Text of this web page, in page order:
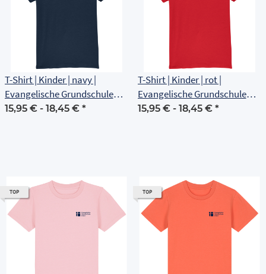
T-Shirt | Kinder | navy |
Evangelische Grundschule
Erfurt
15,95 € - 18,45 € *
T-Shirt | Kinder | rot |
Evangelische Grundschule
Erfurt
15,95 € - 18,45 € *
TOP TOP